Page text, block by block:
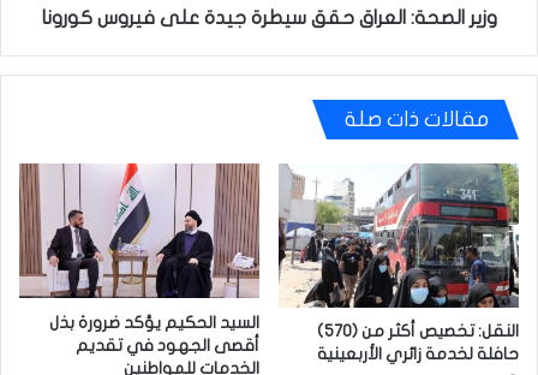
وزير الصحة: العراق حقق سيطرة جيدة على فيروس كورونا
مقالات ذات صلة
النقل: تخصيص أكثر من (570)
حافلة لخدمة زائري الأربعينية
السيد الحكيم يؤكد ضرورة بذل
أقصى الجهود في تقديم
الخدمات للمواطنين